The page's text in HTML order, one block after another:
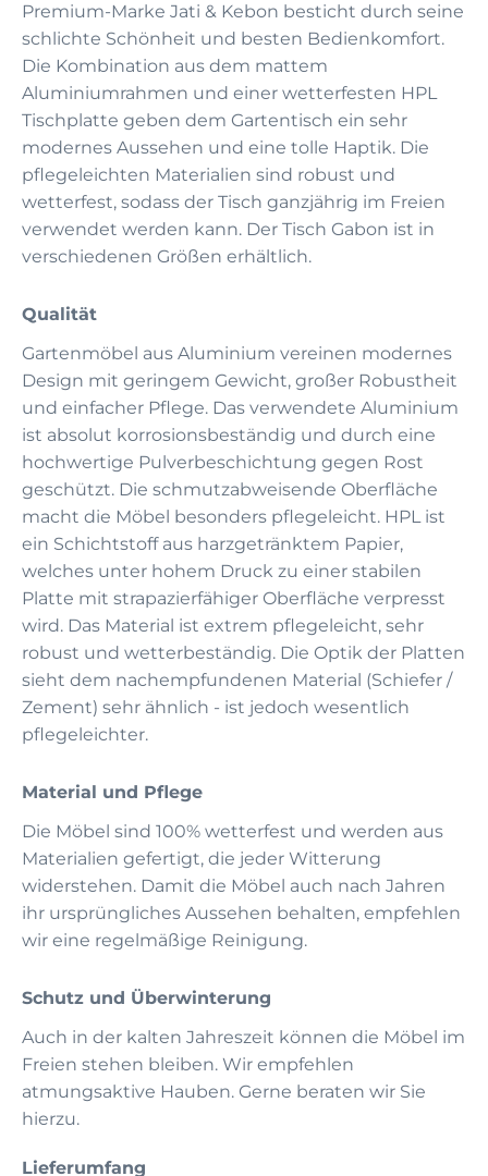
Premium-Marke Jati & Kebon besticht durch seine
schlichte Schönheit und besten Bedienkomfort.
Die Kombination aus dem mattem
Aluminiumrahmen und einer wetterfesten HPL
Tischplatte geben dem Gartentisch ein sehr
modernes Aussehen und eine tolle Haptik. Die
pflegeleichten Materialien sind robust und
wetterfest, sodass der Tisch ganzjährig im Freien
verwendet werden kann. Der Tisch Gabon ist in
verschiedenen Größen erhältlich.
Qualität
Gartenmöbel aus Aluminium vereinen modernes
Design mit geringem Gewicht, großer Robustheit
und einfacher Pflege. Das verwendete Aluminium
ist absolut korrosionsbeständig und durch eine
hochwertige Pulverbeschichtung gegen Rost
geschützt. Die schmutzabweisende Oberfläche
macht die Möbel besonders pflegeleicht. HPL ist
ein Schichtstoff aus harzgetränktem Papier,
welches unter hohem Druck zu einer stabilen
Platte mit strapazierfähiger Oberfläche verpresst
wird. Das Material ist extrem pflegeleicht, sehr
robust und wetterbeständig. Die Optik der Platten
sieht dem nachempfundenen Material (Schiefer /
Zement) sehr ähnlich - ist jedoch wesentlich
pflegeleichter.
Material und Pflege
Die Möbel sind 100% wetterfest und werden aus
Materialien gefertigt, die jeder Witterung
widerstehen. Damit die Möbel auch nach Jahren
ihr ursprüngliches Aussehen behalten, empfehlen
wir eine regelmäßige Reinigung.
Schutz und Überwinterung
Auch in der kalten Jahreszeit können die Möbel im
Freien stehen bleiben. Wir empfehlen
atmungsaktive Hauben. Gerne beraten wir Sie
hierzu.
Lieferumfang